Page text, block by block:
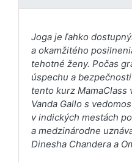
Joga je ľahko
a okamžitého
tehotné ženy. Počas
úspechu a
tento kurz MamaClass
Vanda Gallo s
v indických mestách
a medzinárodne
Dinesha Chandera a